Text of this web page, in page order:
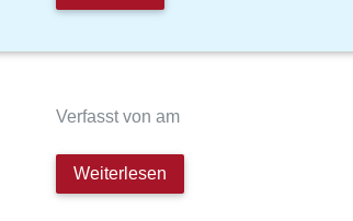
Verfasst von am
Weiterlesen